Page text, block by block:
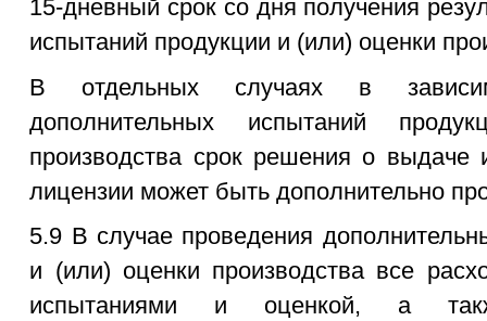
15-дневный срок со дня получения
испытаний продукции и (или) оценки
В отдельных случаях в
дополнительных испытаний
производства срок решения о выдаче
лицензии может быть дополнительно
5.9 В случае проведения
и (или) оценки производства все
испытаниями и оценкой, а